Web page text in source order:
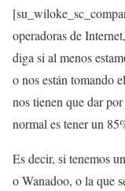
operadoras de
diga si al menos
o nos están tomando
nos tienen que dar
normal es tener un
Es decir, si tenemos
o Wanadoo, o la que